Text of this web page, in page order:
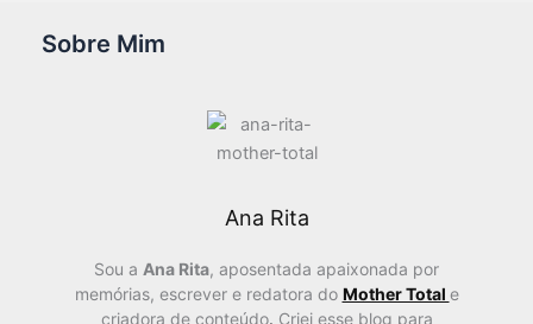
Sobre Mim
Ana Rita
Sou a Ana Rita, aposentada apaixonada por
memórias, escrever e redatora do Mother Total e
criadora de conteúdo. Criei esse blog para